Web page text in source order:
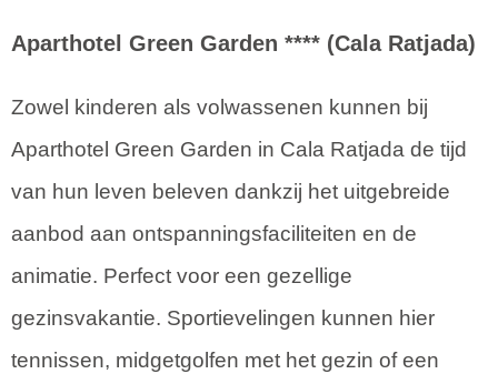
Aparthotel Green Garden **** (Cala Ratjada)
Zowel kinderen als volwassenen kunnen bij
Aparthotel Green Garden in Cala Ratjada de tijd
van hun leven beleven dankzij het uitgebreide
aanbod aan ontspanningsfaciliteiten en de
animatie. Perfect voor een gezellige
gezinsvakantie. Sportievelingen kunnen hier
tennissen, midgetgolfen met het gezin of een